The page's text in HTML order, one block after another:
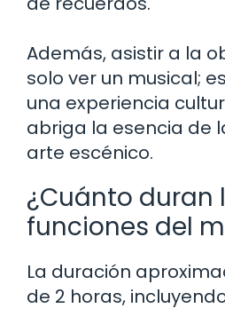
Además, asistir a la
solo ver un musical;
una experiencia
abriga la esencia de
arte escénico.
¿Cuánto duran
funciones del
La duración
de 2 horas,